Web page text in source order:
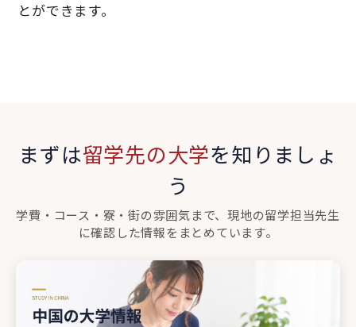
とができます。
まずは留学先の大学を知りましょ
う
学費・コース・寮・街の雰囲気まで、現地の留学担当先生
に確認した情報をまとめています。